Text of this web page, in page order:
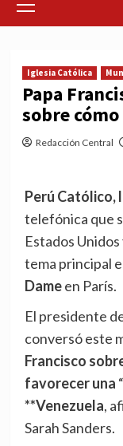
Menu
Iglesia Católica
Papa
sobre
Redacción Central
Perú Católico,
telefónica que
Estados Unidos
tema principal
Dameen París.
El presidente
conversó este
Francisco
favorecer una “
**Venezuela,
Sarah Sanders.